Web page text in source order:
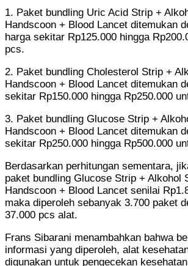
1. Paket bundling Uric Acid Strip +
Handscoon + Blood Lancet ditemukan
harga sekitar Rp125.000 hingga
pcs.
2. Paket bundling Cholesterol Strip +
Handscoon + Blood Lancet ditemukan
sekitar Rp150.000 hingga Rp250.000
3. Paket bundling Glucose Strip +
Handscoon + Blood Lancet ditemukan
sekitar Rp250.000 hingga Rp500.000
Berdasarkan perhitungan sementara,
paket bundling Glucose Strip + Alkohol
Handscoon + Blood Lancet senilai
maka diperoleh sebanyak 3.700 paket
37.000 pcs alat.
Frans Sibarani menambahkan bahwa
informasi yang diperoleh, alat
digunakan untuk pengecekan